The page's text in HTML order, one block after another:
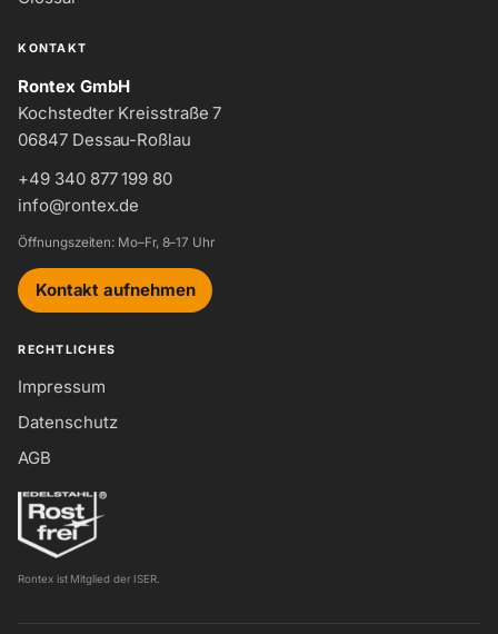
KONTAKT
Rontex GmbH
Kochstedter Kreisstraße 7
06847 Dessau-Roßlau
+49 340 877 199 80
info@rontex.de
Öffnungszeiten: Mo–Fr, 8–17 Uhr
Kontakt aufnehmen
RECHTLICHES
Impressum
Datenschutz
AGB
Rontex ist Mitglied der ISER.